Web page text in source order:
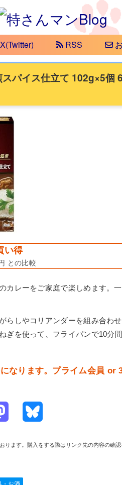
RSS
スパイス仕立て 102g×5個
い得
との比較
カレーをご家庭で楽しめます。
らしやコリアンダーを組み合わ
ぎを使って、フライパンで10分
なります。プライム会員 or
ります。購入をする際はリンク先の内容の確